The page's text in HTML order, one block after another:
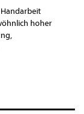
hoher